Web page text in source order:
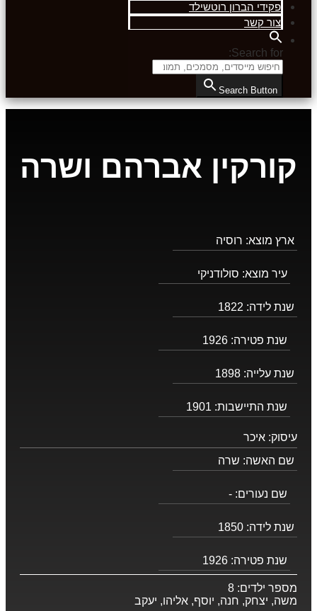
פקידי הברון רוטשילד
צור קשר
Search for:
Search Button
קורקין אברהם ושרה
ארץ מוצא: רוסיה
עיר מוצא: סולודניקי
שנת לידה: 1822
שנת פטירה: 1926
שנת עלייה: 1898
שנת התיישבות: 1901
עיסוק: איכר
שם האשה: שרה
שם נעורים: -
שנת לידה: 1850
שנת פטירה: 1926
מספר ילדים: 8
משה, יצחק, חנה, יוסף, אליהו, יעקב